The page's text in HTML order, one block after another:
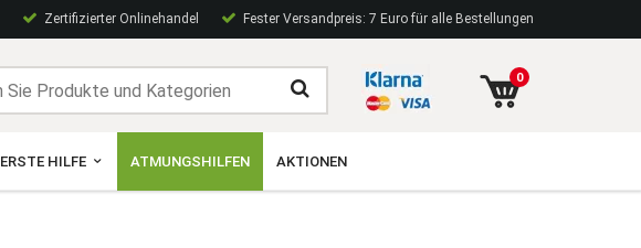
Zertifizierter Onlinehandel Fester Versandpreis: 7 Euro für alle Bestellungen
0
ERSTE HILFE ATMUNGSHILFEN AKTIONEN